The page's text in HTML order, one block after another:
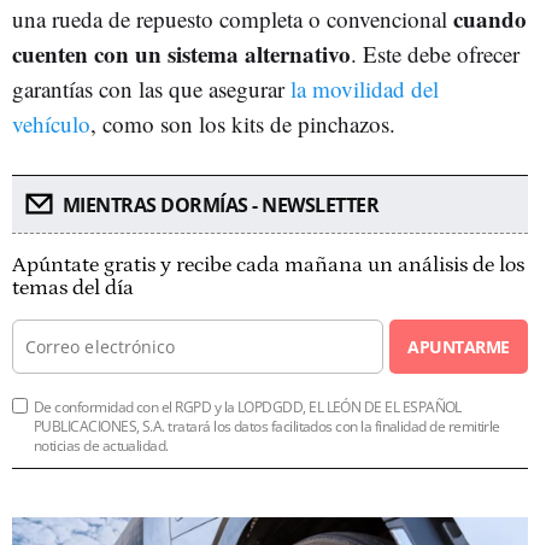
una rueda de repuesto completa o convencional cuando
cuenten con un sistema alternativo. Este debe ofrecer
garantías con las que asegurarla movilidad del
vehículo, como son los kits de pinchazos.
MIENTRAS DORMÍAS - NEWSLETTER
Apúntate gratis y recibe cada mañana un análisis de los
temas del día
APUNTARME
De conformidad con el RGPD y la LOPDGDD, EL LEÓN DE EL ESPAÑOL
PUBLICACIONES, S.A. tratará los datos facilitados con la finalidad de remitirle
noticias de actualidad.